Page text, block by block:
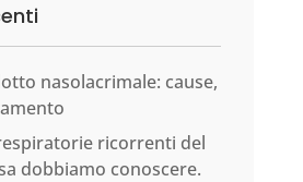
nasolacrimale: cause,
ricorrenti del
dobbiamo conoscere.